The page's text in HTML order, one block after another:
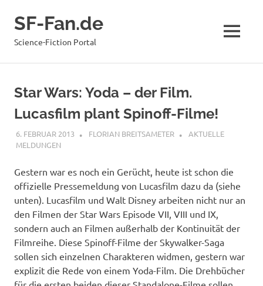
InhaltSF-Fan.de
Science-Fiction Portal MENÜ
Star Wars: Yoda – der Film.
Lucasfilm plant Spinoff-Filme!
6. FEBRUAR 2013 FLORIAN BREITSAMETER
AKTUELLE
MELDUNGEN
Gestern war es noch ein Gerücht, heute ist schon die
offizielle Pressemeldung von Lucasfilm dazu da (siehe
unten). Lucasfilm und Walt Disney arbeiten nicht nur an
den Filmen der Star Wars Episode VII, VIII und IX,
sondern auch an Filmen außerhalb der Kontinuität der
Filmreihe. Diese Spinoff-Filme der Skywalker-Saga
sollen sich einzelnen Charakteren widmen, gestern war
explizit die Rede von einem Yoda-Film. Die Drehbücher